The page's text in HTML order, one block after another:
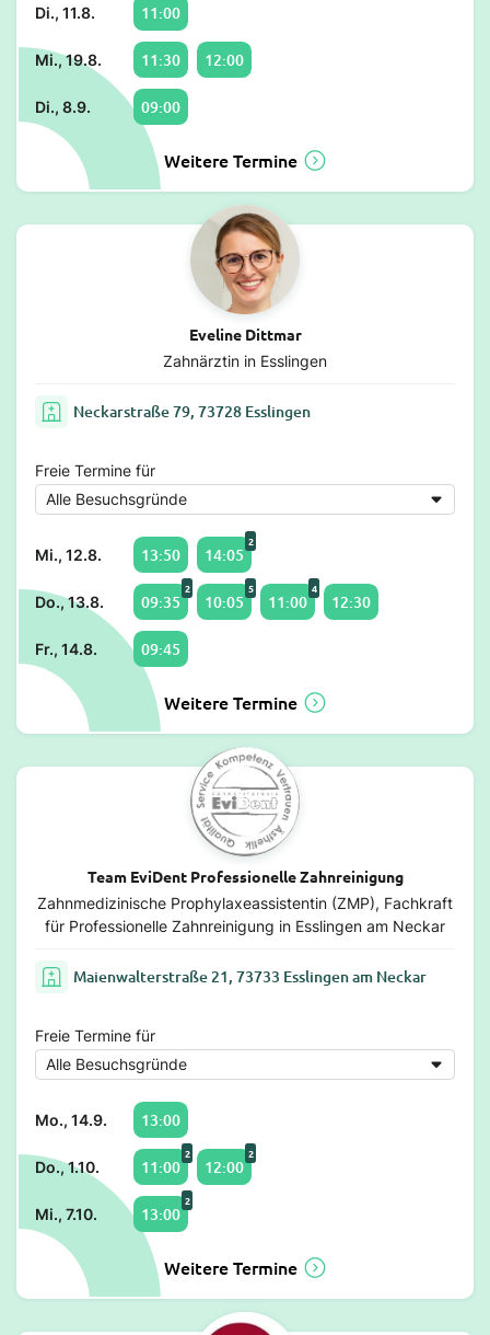
Di., 11.8. 11:00
Mi., 19.8. 11:30 12:00
Di., 8.9. 09:00
Weitere Termine
Eveline Dittmar
Zahnärztin in Esslingen
Neckarstraße 79, 73728 Esslingen
Freie Termine für
Mi., 12.8. 13:50 14:05
2
Do., 13.8. 09:35
2
10:05
5
11:00
4
12:30
Fr., 14.8. 09:45
Weitere Termine
Team EviDent Professionelle Zahnreinigung
Zahnmedizinische Prophylaxeassistentin (ZMP), Fachkraft
für Professionelle Zahnreinigung in Esslingen am Neckar
Maienwalterstraße 21, 73733 Esslingen am Neckar
Freie Termine für
Mo., 14.9. 13:00
Do., 1.10. 11:00
2
12:00
2
Mi., 7.10. 13:00
2
Weitere Termine